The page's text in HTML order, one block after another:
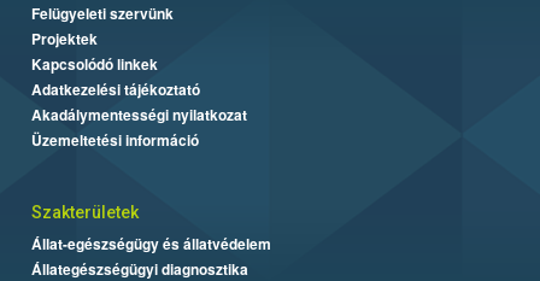
Felügyeleti szervünk
Projektek
Kapcsolódó linkek
Adatkezelési tájékoztató
Akadálymentességi nyilatkozat
Üzemeltetési információ
Szakterületek
Állat-egészségügy és állatvédelem
Állategészségügyi diagnosztika